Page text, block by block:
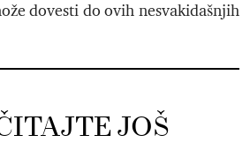
dovesti do ovih nesvakidašnjih
JOŠ